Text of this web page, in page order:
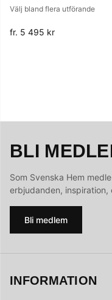
Välj bland flera utförande
fr. 5 495 kr
BLI
Som Svenska Hem
erbjudanden,
Bli medlem
INFORMATION